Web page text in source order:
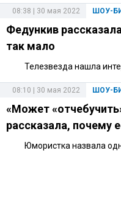
ШОУ-
08:38 | 30 мая 2022
Федункив
так мало
Телезвезда нашла
ШОУ-
08:10 | 30 мая 2022
«Может
рассказала, почему
Юмористка назвала